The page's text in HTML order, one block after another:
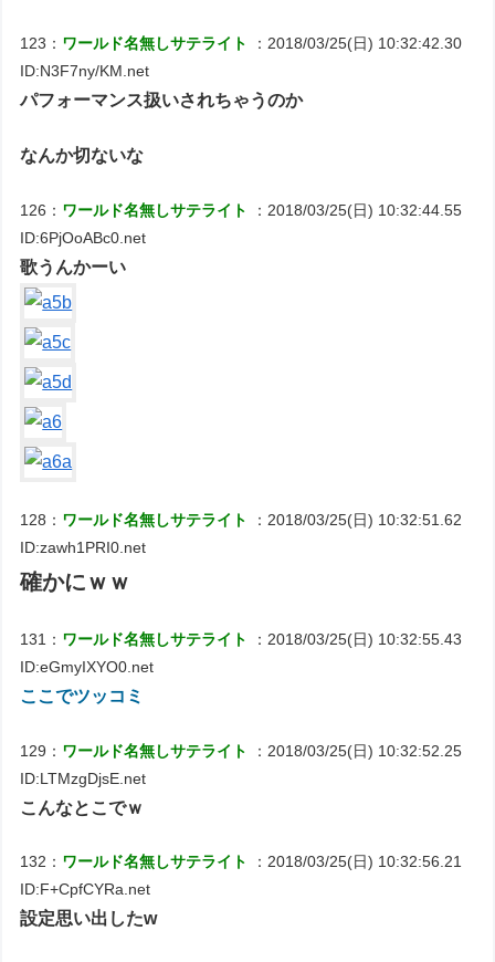
123： ワールド名無しサテライト
：2018/03/25(日) 10:32:42.30
ID:N3F7ny/KM.net
パフォーマンス扱いされちゃうのか
なんか切ないな
126： ワールド名無しサテライト
：2018/03/25(日) 10:32:44.55
ID:6PjOoABc0.net
歌うんかーい
128： ワールド名無しサテライト
：2018/03/25(日) 10:32:51.62
ID:zawh1PRI0.net
確かにｗｗ
131： ワールド名無しサテライト
：2018/03/25(日) 10:32:55.43
ID:eGmyIXYO0.net
ここでツッコミ
129： ワールド名無しサテライト
：2018/03/25(日) 10:32:52.25
ID:LTMzgDjsE.net
こんなとこでｗ
132： ワールド名無しサテライト
：2018/03/25(日) 10:32:56.21
ID:F+CpfCYRa.net
設定思い出したw